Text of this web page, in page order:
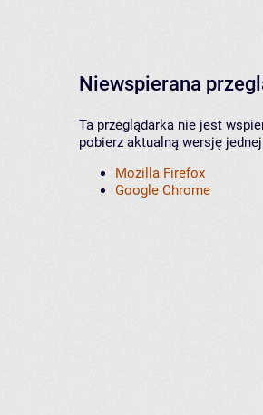
Niewspierana
Ta przeglądarka nie jest
pobierz aktualną wersję
Mozilla Firefox
Google Chrome